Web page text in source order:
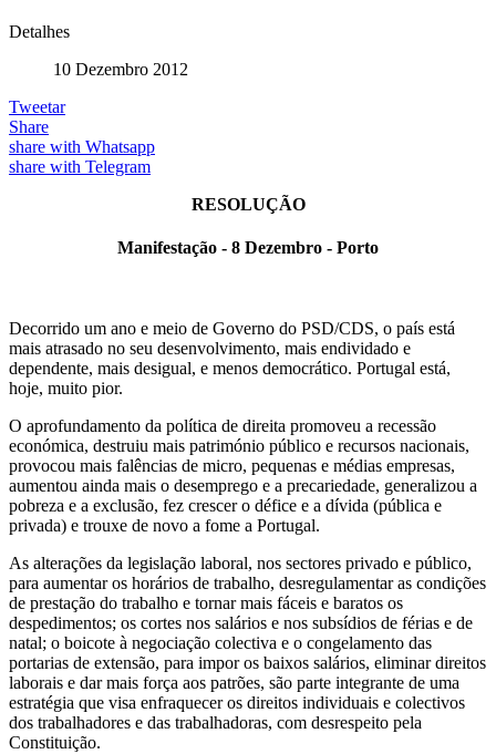
Detalhes
10 Dezembro 2012
Tweetar
Share
share with Whatsapp
share with Telegram
RESOLUÇÃO
Manifestação - 8 Dezembro - Porto
Decorrido um ano e meio de Governo do PSD/CDS, o país está
mais atrasado no seu desenvolvimento, mais endividado e
dependente, mais desigual, e menos democrático. Portugal está,
hoje, muito pior.
O aprofundamento da política de direita promoveu a recessão
económica, destruiu mais património público e recursos nacionais,
provocou mais falências de micro, pequenas e médias empresas,
aumentou ainda mais o desemprego e a precariedade, generalizou a
pobreza e a exclusão, fez crescer o défice e a dívida (pública e
privada) e trouxe de novo a fome a Portugal.
As alterações da legislação laboral, nos sectores privado e público,
para aumentar os horários de trabalho, desregulamentar as condições
de prestação do trabalho e tornar mais fáceis e baratos os
despedimentos; os cortes nos salários e nos subsídios de férias e de
natal; o boicote à negociação colectiva e o congelamento das
portarias de extensão, para impor os baixos salários, eliminar direitos
laborais e dar mais força aos patrões, são parte integrante de uma
estratégia que visa enfraquecer os direitos individuais e colectivos
dos trabalhadores e das trabalhadoras, com desrespeito pela
Constituição.